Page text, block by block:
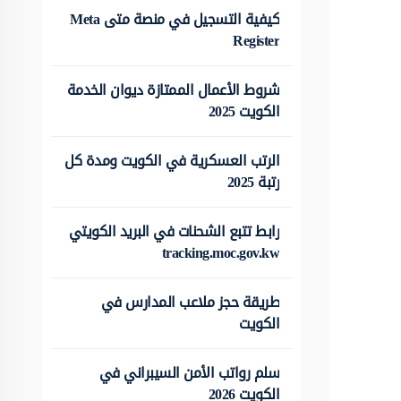
كيفية التسجيل في منصة متى Meta
Register
شروط الأعمال الممتازة ديوان الخدمة
الكويت 2025
الرتب العسكرية في الكويت ومدة كل
رتبة 2025
رابط تتبع الشحنات في البريد الكويتي
tracking.moc.gov.kw
طريقة حجز ملاعب المدارس في
الكويت
سلم رواتب الأمن السيبراني في
الكويت 2026